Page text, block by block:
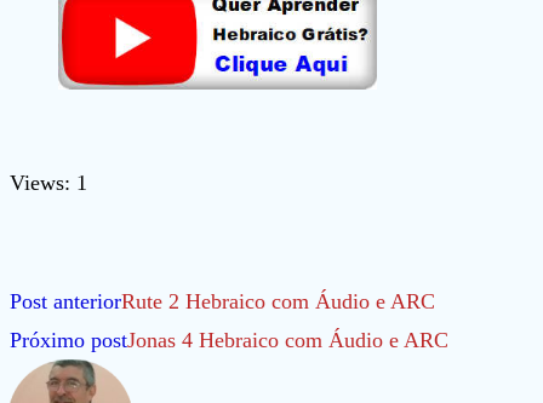
Views: 1
Leia
mais
artigos
Post anteriorRute 2 Hebraico com Áudio e ARC
Próximo postJonas 4 Hebraico com Áudio e ARC